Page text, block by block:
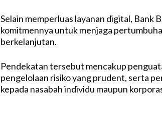
Selain memperluas layanan digital, Bank
komitmennya untuk menjaga
berkelanjutan.
Pendekatan tersebut mencakup
pengelolaan risiko yang prudent, serta
kepada nasabah individu maupun